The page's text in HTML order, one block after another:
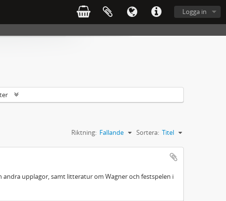
Logga in
Sortera: Titel
Riktning: Fallande
upplagor, samt litteratur om Wagner och festspelen i